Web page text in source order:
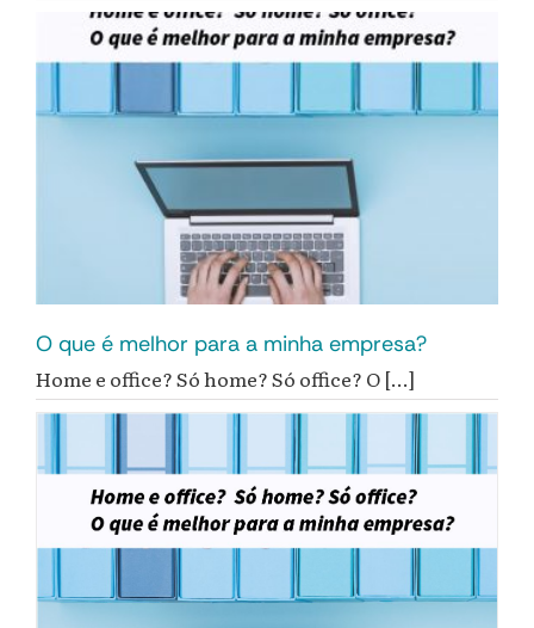
O que é melhor para a minha empresa?
Home e office? Só home? Só office? O [...]